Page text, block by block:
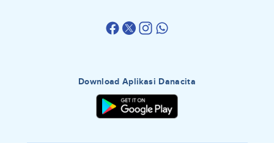
Download Aplikasi Danacita